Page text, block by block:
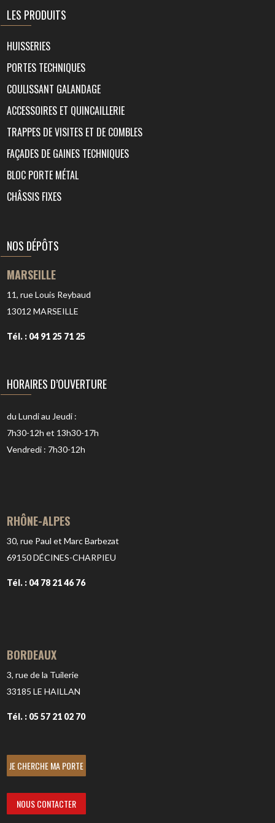
LES PRODUITS
HUISSERIES
PORTES TECHNIQUES
COULISSANT GALANDAGE
ACCESSOIRES ET QUINCAILLERIE
TRAPPES DE VISITES ET DE COMBLES
FAÇADES DE GAINES TECHNIQUES
BLOC PORTE MÉTAL
CHÂSSIS FIXES
NOS DÉPÔTS
MARSEILLE
11, rue Louis Reybaud
13012MARSEILLE
Tél. : 04 91 25 71 25
HORAIRES D’OUVERTURE
du Lundi au Jeudi :
7h30-12h et 13h30-17h
Vendredi : 7h30-12h
RHÔNE-ALPES
30, rue Paul et Marc Barbezat
69150DÉCINES-CHARPIEU
Tél. : 04 78 21 46 76
BORDEAUX
3, rue de la Tuilerie
33185LE HAILLAN
Tél. : 05 57 21 02 70
JE CHERCHE MA PORTE
NOUS CONTACTER